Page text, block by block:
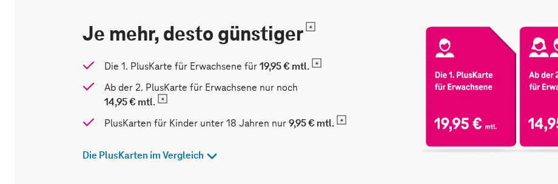
Je mehr, destogünstiger
Die 1. PlusKarte für Erwachsene für19,95 € mtl.
Ab der 2. PlusKarte für Erwachsene nur noch
14,95 € mtl.
PlusKarten für Kinder unter 18 Jahren nur9,95 € mtl.
Die PlusKarten im Vergleich